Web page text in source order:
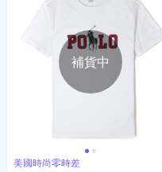
補貨中
美國時尚零時差